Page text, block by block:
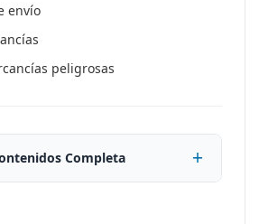
envío
peligrosas
Completa